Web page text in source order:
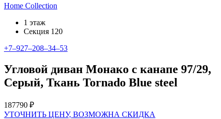
Home Collection
1 этаж
Секция 120
+7‒927‒208‒34‒53
Угловой диван Монако с канапе 97/29,
Серый, Ткань Tornado Blue steel
187790 ₽
УТОЧНИТЬ ЦЕНУ, ВОЗМОЖНА СКИДКА